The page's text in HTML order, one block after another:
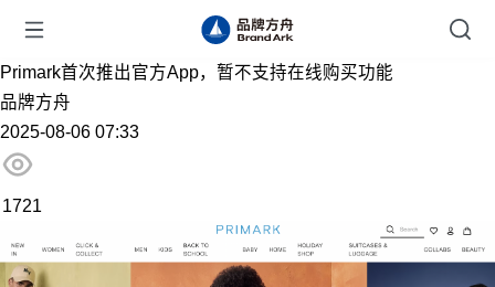
Primark首次推出官方App，暂不支持在线购买功能
品牌方舟
2025-08-06 07:33
1721